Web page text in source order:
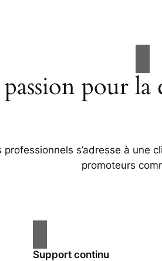
pour la
s’adresse à
promoteurs
Support continu